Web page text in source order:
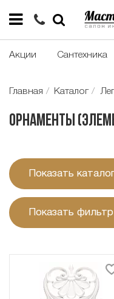
Акции Сантехника
Главная Каталог
Орнаменты
Показать
Показать фильтр